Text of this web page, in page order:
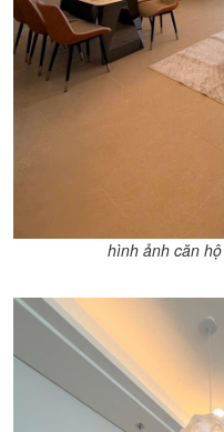
hình ảnh căn